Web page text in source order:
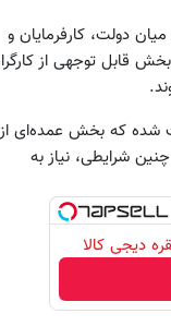
دولت، کارفرمایان و
قابل توجهی از
شده که بخش عمده‌ای از
شرایطی، نیاز به
دیجی کالا